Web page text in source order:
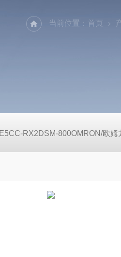
当前位置： 首页
E5CC-RX2DSM-800OMRON/欧